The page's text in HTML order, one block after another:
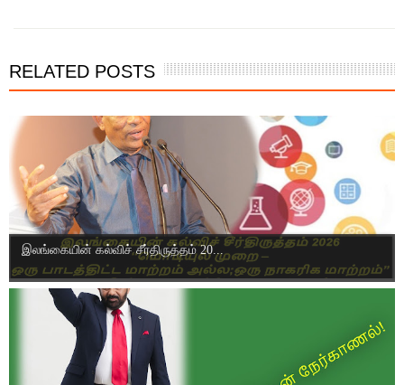
RELATED POSTS
இலங்கையின் கல்விச் சீர்திருத்தம் 20...